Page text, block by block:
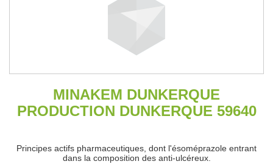
MINAKEM DUNKERQUE
PRODUCTION DUNKERQUE 59640
Principes actifs pharmaceutiques, dont l'ésoméprazole entrant
dans la composition des anti-ulcéreux.